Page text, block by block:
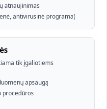
atnaujinimas
antivirusinė programa)
tik įgaliotiems
apsaugą
procedūros